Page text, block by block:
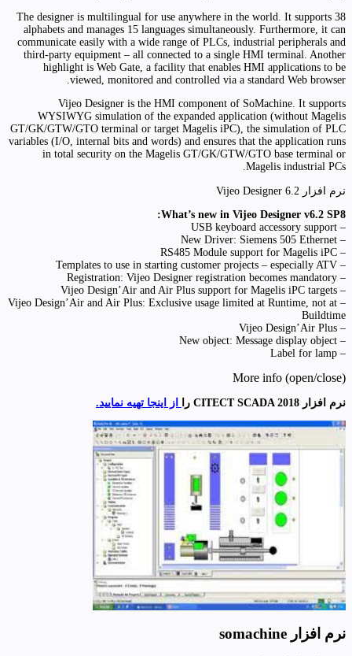
The designer is multilingual for use anywhere in the world. It supports 38
alphabets and manages 15 languages simultaneously. Furthermore, it can
communicate easily with a wide range of PLCs, industrial peripherals and
third-party equipment – all connected to a single HMI terminal. Another
highlight is Web Gate, a facility that enables HMI applications to be
viewed, monitored and controlled via a standard Web browser.
Vijeo Designer is the HMI component of SoMachine. It supports
WYSIWYG simulation of the expanded application (without Magelis
GT/GK/GTW/GTO terminal or target Magelis iPC), the simulation of PLC
variables (I/O, internal bits and words) and ensures that the application runs
in total security on the Magelis GT/GK/GTW/GTO base terminal or
Magelis industrial PCs.
نرم افزار Vijeo Designer 6.2
What’s new in Vijeo Designer v6.2 SP8:
– USB keyboard accessory support
– New Driver: Siemens 505 Ethernet
– RS485 Module support for Magelis iPC
– Templates to use in starting customer projects – especially ATV
– Registration: Vijeo Designer registration becomes mandatory
– Vijeo Design’Air and Air Plus support for Magelis iPC targets
– Vijeo Design’Air and Air Plus: Exclusive usage limited at Runtime, not at
Buildtime
– Vijeo Design’Air Plus
– New object: Message display object
– Label for lamp
More info (open/close)
نرم افزار CITECT SCADA 2018 را از اینجا تهیه نمایید.
نرم افزار somachine